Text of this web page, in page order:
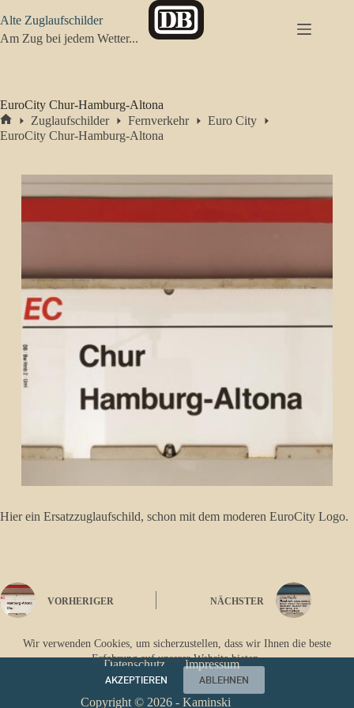
Inhalt
springen
Wir verwenden Cookies, um sicherzustellen, dass wir Ihnen die beste
Erfahrung auf unserer Website bieten.
AKZEPTIEREN
ABLEHNEN
Alte Zuglaufschilder
Am Zug bei jedem Wetter...
EuroCity Chur-Hamburg-Altona
Start
Zuglaufschilder Fernverkehr
Euro City
EuroCity Chur-Hamburg-Altona
Hier ein Ersatzzuglaufschild, schon mit dem moderen EuroCity Logo.
VORHERIGER NÄCHSTER
Datenschutz Impressum
Copyright © 2026 - Kaminski